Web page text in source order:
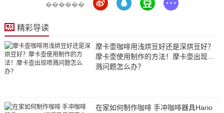
������
精彩导读
摩卡壶咖啡用浅烘豆好还是深烘豆好？
摩卡壶使用制作的方法！摩卡壶出现喷
溅问题怎么办？
在家如何制作咖啡 手冲咖啡器具Hario